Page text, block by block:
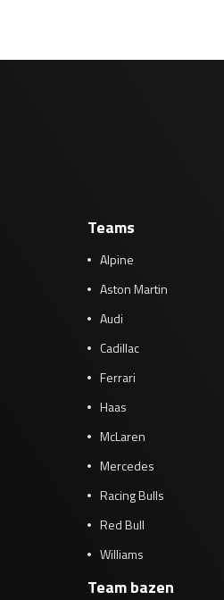
Teams
Alpine
Aston Martin
Audi
Cadillac
Ferrari
Haas
McLaren
Mercedes
Racing Bulls
Red Bull
Williams
Team bazen